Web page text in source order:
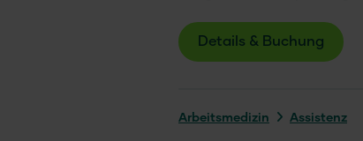
Details & Buchung
Arbeits­medizin Assistenz